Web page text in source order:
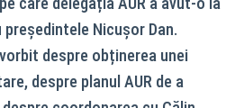
Nicușor Dan.
despre obținerea unei
despre planul AUR de a